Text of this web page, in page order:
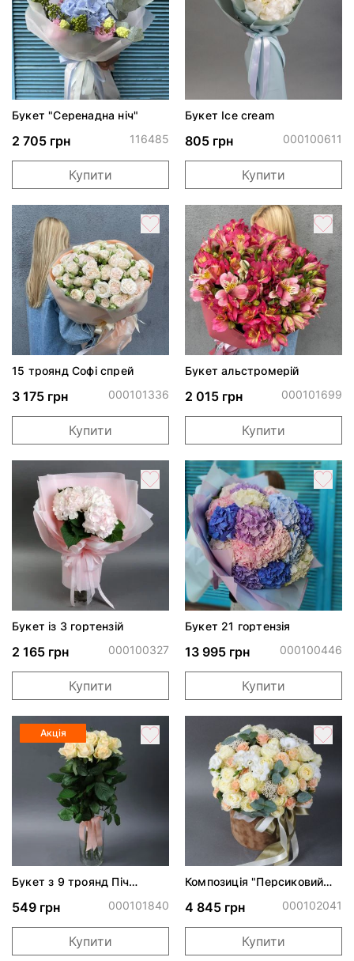
Букет "Серенадна ніч"
2 705 грн 116485
Купити
Букет Ice cream
805 грн 000100611
Купити
15 троянд Софі спрей
3 175 грн 000101336
Купити
Букет альстромерій
2 015 грн 000101699
Купити
Букет із 3 гортензій
2 165 грн 000100327
Купити
Букет 21 гортензія
13 995 грн 000100446
Купити
Акція
Букет з 9 троянд Піч
549 грн 000101840
Купити
Композиція "Персиковий
4 845 грн 000102041
Купити